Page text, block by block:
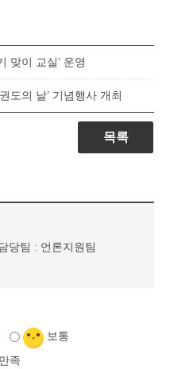
맞이 교실’ 운영
도의 날’ 기념행사 개최
목록
당팀 : 언론지원팀
보통
족